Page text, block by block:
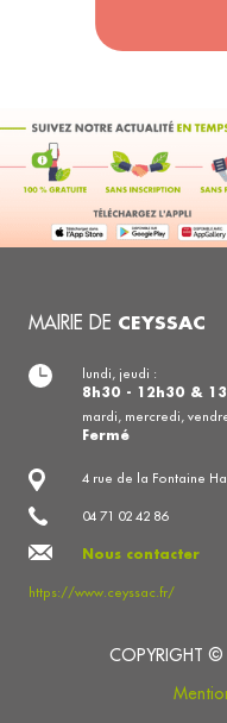
MAIRIE DE CEYSSAC
4 rue de la Fontaine
04 71 02 42 86
Nous contacter
https://www.ceyssac.fr/
lundi, jeudi :
8h30 - 12h30 &
mardi, mercredi,
Fermé
COPYRIGHT ©